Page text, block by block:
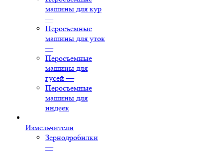
машины для кур
—
Перосъемные
машины для уток
—
Перосъемные
машины для
гусей —
Перосъемные
машины для
индеек
Измельчители
Зернодробилки
—